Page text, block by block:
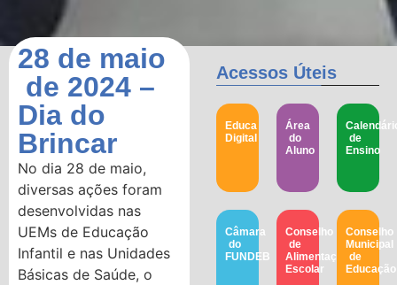
28 de maio
de 2024 –
Dia do
Brincar
No dia 28 de maio,
diversas ações foram
desenvolvidas nas
UEMs de Educação
Infantil e nas Unidades
Básicas de Saúde, o
Acessos Úteis
Educa
Digital
Área
do
Aluno
de
Ensino
Câmara
do
FUNDEB
Conselho
de
Alimentação
Escolar
Conselho
Municipal
de
Educação​